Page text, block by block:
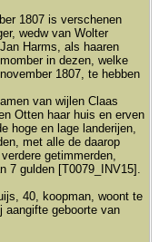
1807 is verschenen
wedw van Wolter
Harms, als haaren
in dezen, welke
1807, te hebben
van wijlen Claas
Otten haar huis en erven
hoge en lage landerijen,
met alle de daarop
getimmerden,
7 gulden [T0079_INV15].
40, koopman, woont te
aangifte geboorte van